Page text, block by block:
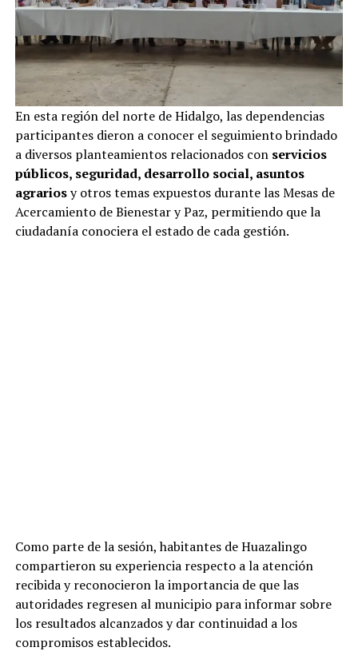
En esta región del norte de Hidalgo, las dependencias
participantes dieron a conocer el seguimiento brindado
a diversos planteamientos relacionados con servicios
públicos, seguridad, desarrollo social, asuntos
agrariosy otros temas expuestos durante las Mesas de
Acercamiento de Bienestar y Paz, permitiendo que la
ciudadanía conociera el estado de cada gestión.
Como parte de la sesión, habitantes de Huazalingo
compartieron su experiencia respecto a la atención
recibida y reconocieron la importancia de que las
autoridades regresen al municipio para informar sobre
los resultados alcanzados y dar continuidad a los
compromisos establecidos.